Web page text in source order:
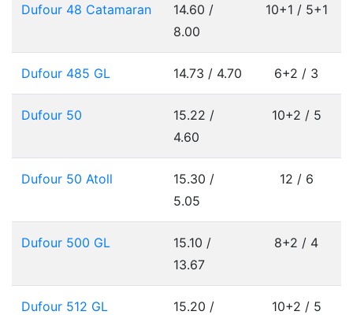
Dufour 48 Catamaran
14.60 /
8.00
10+1 / 5+1
Dufour 485 GL 14.73 / 4.70 6+2 / 3
Dufour 50
15.22 /
4.60
10+2 / 5
Dufour 50 Atoll
15.30 /
5.05
12 / 6
Dufour 500 GL
15.10 /
13.67
8+2 / 4
Dufour 512 GL
15.20 /
10+2 / 5